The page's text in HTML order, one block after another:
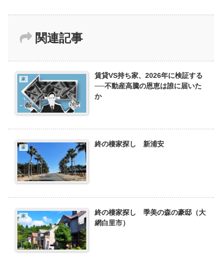
関連記事
家
賃貸VS持ち家、2026年に検証する
──不動産高騰の恩恵は誰に届いた
か
家 終の棲家探し 新浦安
家
終の棲家探し 季美の森の豪邸（大
網白里市）